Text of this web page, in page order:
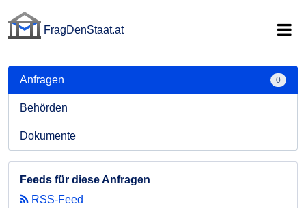
FragDenStaat.at
Anfragen 0
Behörden
Dokumente
Feeds für diese Anfragen
RSS-Feed